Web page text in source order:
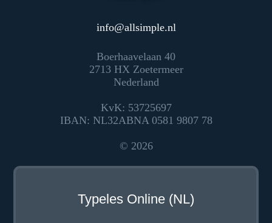
info@allsimple.nl
Boerhaavelaan 40
2713 HX Zoetermeer
Nederland
KvK: 53725697
IBAN: NL32ABNA 0581 9807 78
© 2026
Typeles Online (NL)